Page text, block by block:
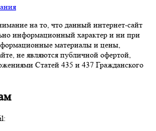
на то, что данный интернет-сайт
информационный характер и ни при
материалы и цены,
не являются публичной офертой,
Статей 435 и 437 Гражданского